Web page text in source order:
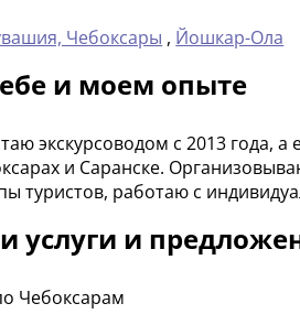
Чебоксары , Йошкар-Ола
и моем опыте
экскурсоводом с 2013 года,
и Саранске.
туристов, работаю с
услуги и
Чебоксарам